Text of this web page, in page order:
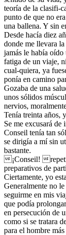
teoría de la clasifi-
punto de que no
una ballena. Y sin
Desde hacía diez
donde me llevara
jamás le había
fatiga de un viaje,
cual-quiera, ya
ponía en camino
Gozaba de una
unos sólidos
nervios,
Tenía treinta años,
Se me excusará de
Conseil tenía tan
se dirigía a mí sin
bastante.
¡Conseil! repetí,
preparativos de
Ciertamente, yo
Generalmente no
seguirme en mis
que podía
en persecución de
como si se tratara
para el hombre